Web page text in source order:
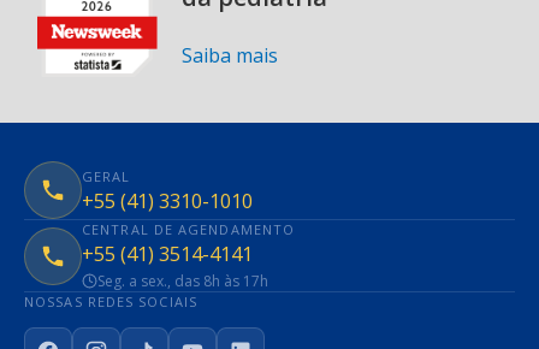
Saiba mais
GERAL
+55 (41) 3310-1010
CENTRAL DE AGENDAMENTO
+55 (41) 3514-4141
Seg. a sex., das 8h às 17h
NOSSAS REDES SOCIAIS